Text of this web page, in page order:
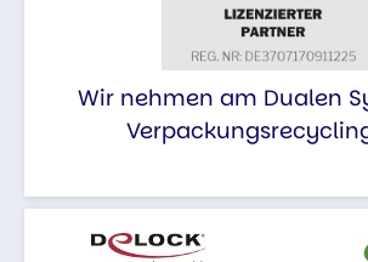
Wir nehmen am Dualen